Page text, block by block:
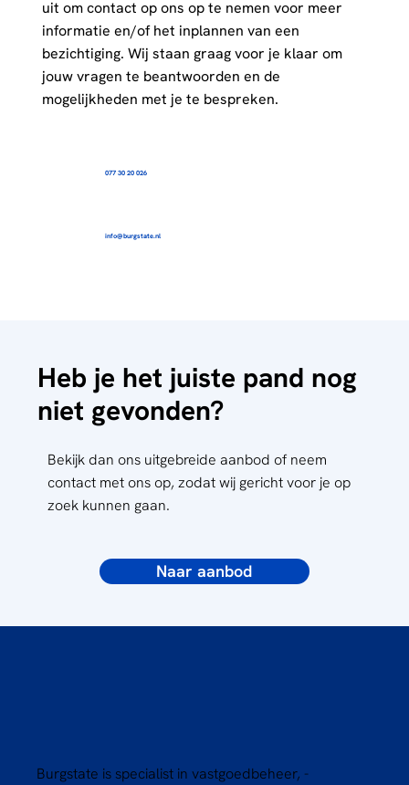
uit om contact op ons op te nemen voor meer
informatie en/of het inplannen van een
bezichtiging. Wij staan graag voor je klaar om
jouw vragen te beantwoorden en de
mogelijkheden met je te bespreken.
077 30 20 026
info@burgstate.nl
Heb je het juiste pand nog
niet gevonden?
Bekijk dan ons uitgebreide aanbod of neem
contact met ons op, zodat wij gericht voor je op
zoek kunnen gaan.
Naar aanbod
Burgstate is specialist in vastgoedbeheer, -